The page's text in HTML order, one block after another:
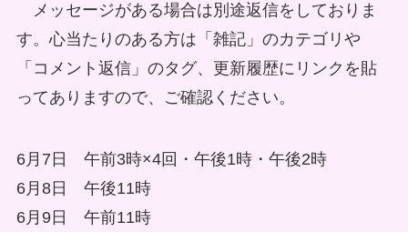
メッセージがある場合は別途返信をしておりま
す。心当たりのある方は「雑記」のカテゴリや
「コメント返信」のタグ、更新履歴にリンクを貼
ってありますので、ご確認ください。
6月7日 午前3時×4回・午後1時・午後2時
6月8日 午後11時
6月9日 午前11時